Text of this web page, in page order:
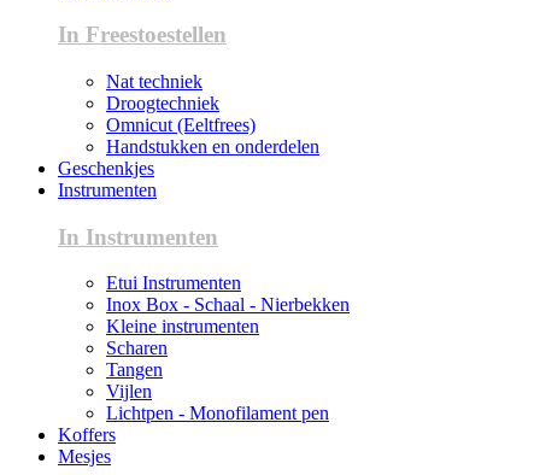
In Freestoestellen
Nat techniek
Droogtechniek
Omnicut (Eeltfrees)
Handstukken en onderdelen
Geschenkjes
Instrumenten
In Instrumenten
Etui Instrumenten
Inox Box - Schaal - Nierbekken
Kleine instrumenten
Scharen
Tangen
Vijlen
Lichtpen - Monofilament pen
Koffers
Mesjes